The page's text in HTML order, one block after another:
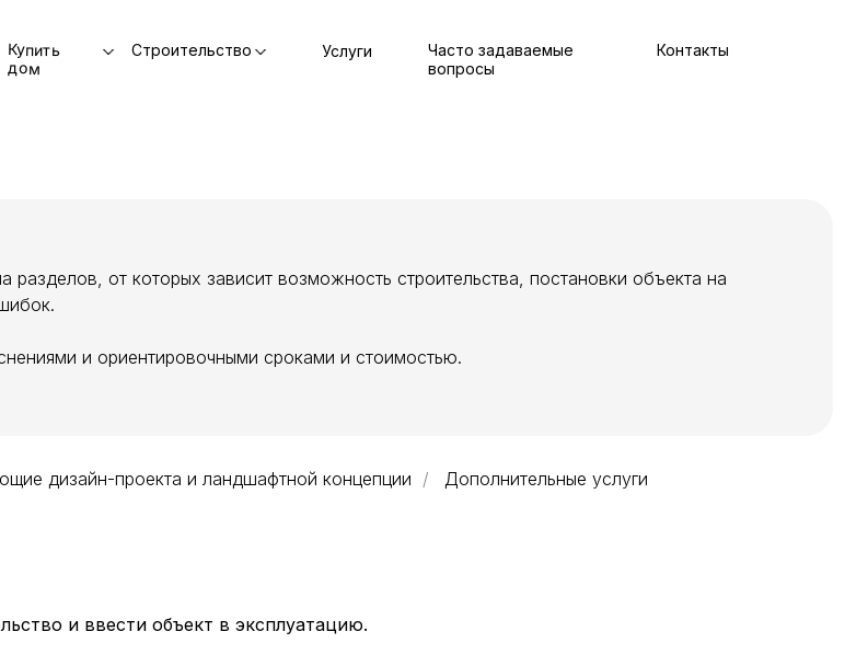
Купить
дом
Строительство Услуги
Часто задаваемые
вопросы
Контакты
от которых зависит возможность строительства, постановки объекта на
и ориентировочными сроками и стоимостью.
дизайн-проекта и ландшафтной концепции / Дополнительные услуги
и ввести объект в эксплуатацию.